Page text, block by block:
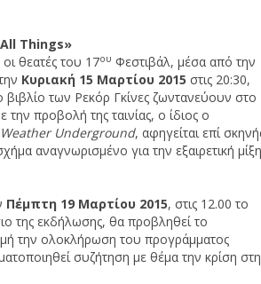
Things»
θεατές του 17ου Φεστιβάλ, μέσα από την
Κυριακή 15 Μαρτίου 2015 στις 20:30,
βιβλίο των Ρεκόρ Γκίνες ζωντανεύουν στο
προβολή της ταινίας, ο ίδιος ο
eather Underground, αφηγείται επί
αναγνωρισμένο για την εξαιρετική μίξη
Πέμπτη 19 Μαρτίου 2015, στις 12.00 το
της εκδήλωσης, θα προβληθεί το
την ολοκλήρωση του προγράμματος
συζήτηση με θέμα την κρίση